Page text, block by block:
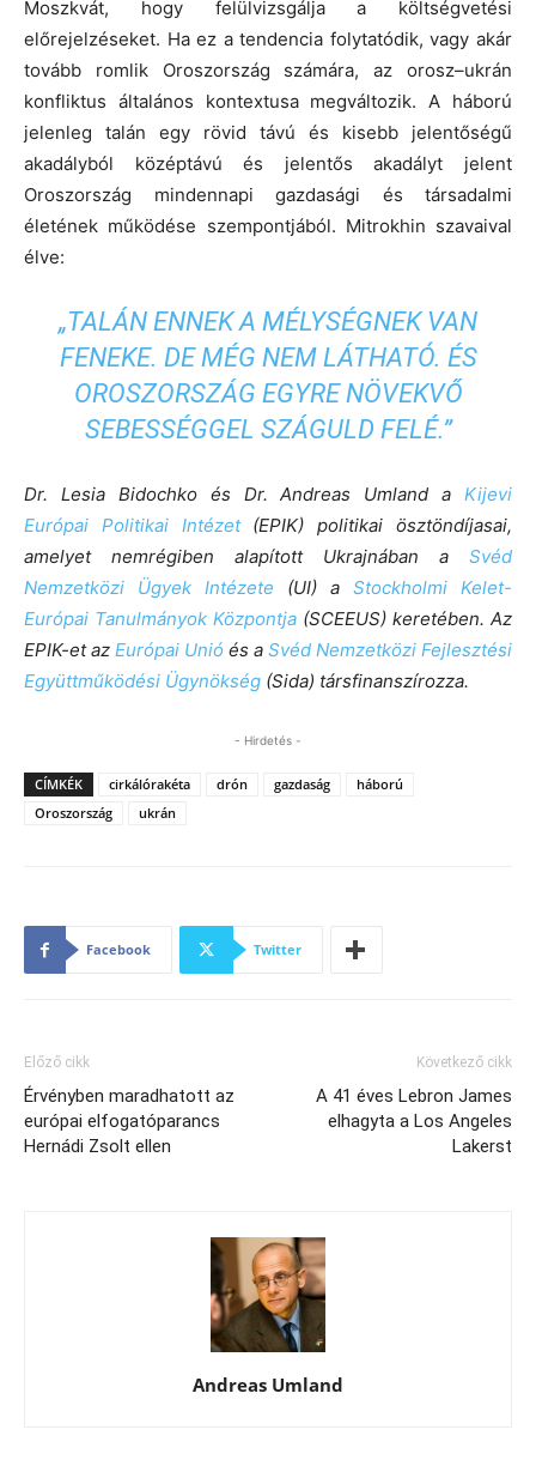
Moszkvát, hogy felülvizsgálja a költségvetési
előrejelzéseket. Ha ez a tendencia folytatódik, vagy akár
tovább romlik Oroszország számára, az orosz–ukrán
konfliktus általános kontextusa megváltozik. A háború
jelenleg talán egy rövid távú és kisebb jelentőségű
akadályból középtávú és jelentős akadályt jelent
Oroszország mindennapi gazdasági és társadalmi
életének működése szempontjából. Mitrokhin szavaival
élve:
„TALÁN ENNEK A MÉLYSÉGNEK VAN
FENEKE. DE MÉG NEM LÁTHATÓ. ÉS
OROSZORSZÁG EGYRE NÖVEKVŐ
SEBESSÉGGEL SZÁGULD FELÉ.”
Dr. Lesia Bidochko és Dr. Andreas Umland a Kijevi
Európai Politikai Intézet(EPIK) politikai ösztöndíjasai,
amelyet nemrégiben alapított Ukrajnában a Svéd
Nemzetközi Ügyek Intézete (UI) a Stockholmi Kelet-
Európai Tanulmányok Központja (SCEEUS) keretében. Az
EPIK-et az Európai Unió és a Svéd Nemzetközi Fejlesztési
Együttműködési Ügynökség (Sida) társfinanszírozza.
- Hirdetés -
CÍMKÉK cirkálórakéta drón gazdaság
háború
Oroszország
ukrán
Facebook Twitter
Előző cikk
Érvényben maradhatott az
európai elfogatóparancs
Hernádi Zsolt ellen
Következő cikk
A 41 éves Lebron James
elhagyta a Los Angeles
Lakerst
Andreas Umland